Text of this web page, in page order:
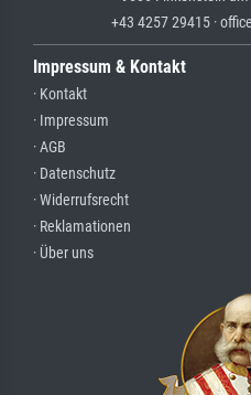
+43 4257 29415 ·
Impressum & Kontakt
· Kontakt
· Impressum
· AGB
· Datenschutz
· Widerrufsrecht
· Reklamationen
· Über uns